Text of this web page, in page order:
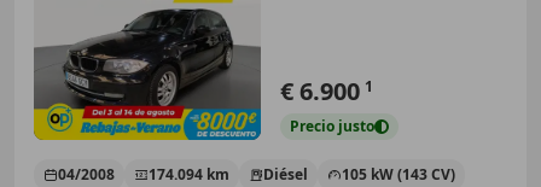
€ 6.900 1
Precio justo
04/2008 174.094 km Diésel
105 kW (143 CV)